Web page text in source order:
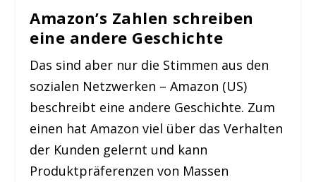
Amazon’s Zahlen schreiben
eine andere Geschichte
Das sind aber nur die Stimmen aus den
sozialen Netzwerken – Amazon (US)
beschreibt eine andere Geschichte. Zum
einen hat Amazon viel über das Verhalten
der Kunden gelernt und kann
Produktpräferenzen von Massen